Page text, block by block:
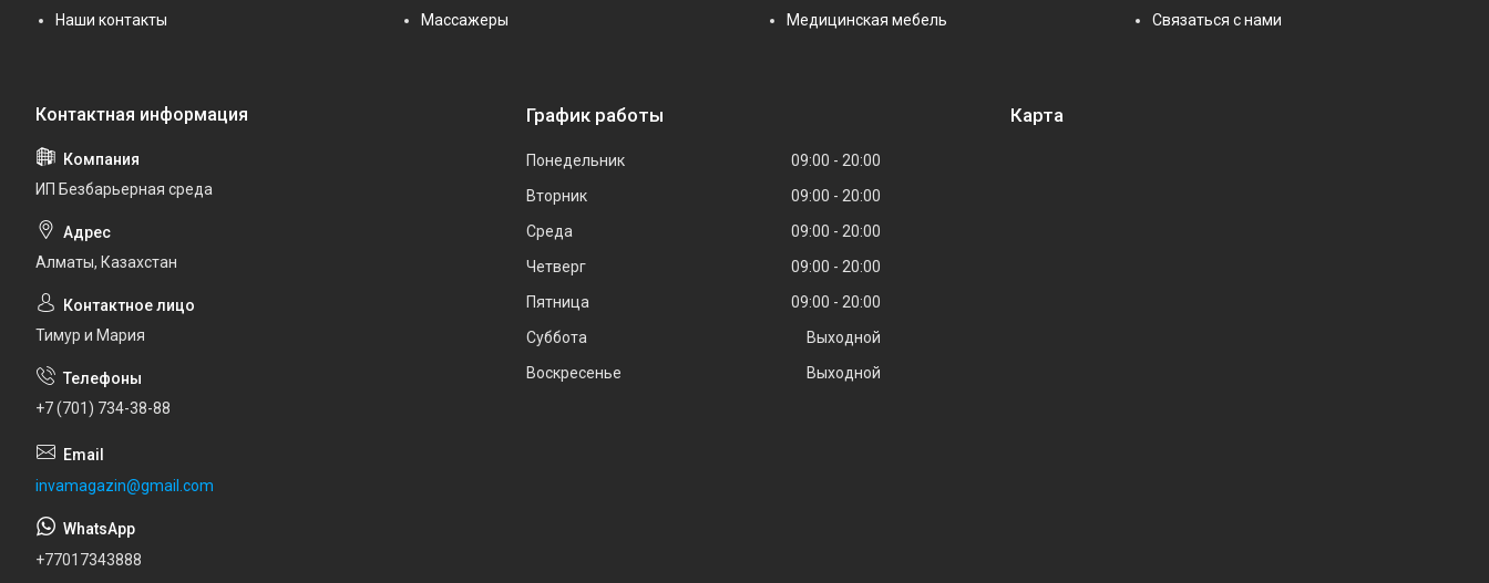
Наши контакты
Массажеры
Медицинская мебель
Связаться с нами
ИП Безбарьерная среда
Алматы, Казахстан
Тимур и Мария
+7 (701) 734-38-88
invamagazin@gmail.com
+77017343888
График работы
Понедельник 09:00
20:00
Вторник
09:00
20:00
Среда
09:00
20:00
Четверг
09:00
20:00
Пятница
09:00
20:00
Суббота
Выходной
Воскресенье
Выходной
Карта